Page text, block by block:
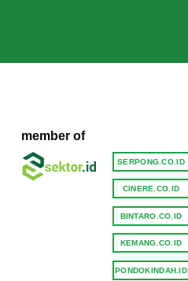
member of
SERPONG.CO.ID
CINERE.CO.ID
BINTARO.CO.ID
KEMANG.CO.ID
PONDOKINDAH.ID